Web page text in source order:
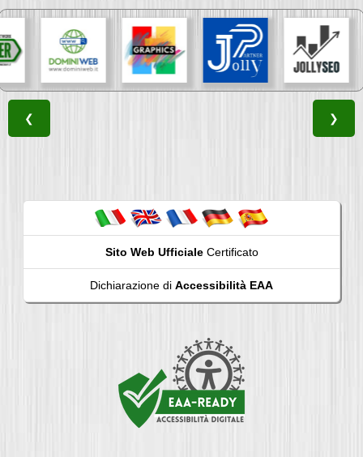
❮ ❯
Sito Web UfficialeCertificato
Dichiarazione di Accessibilità EAA